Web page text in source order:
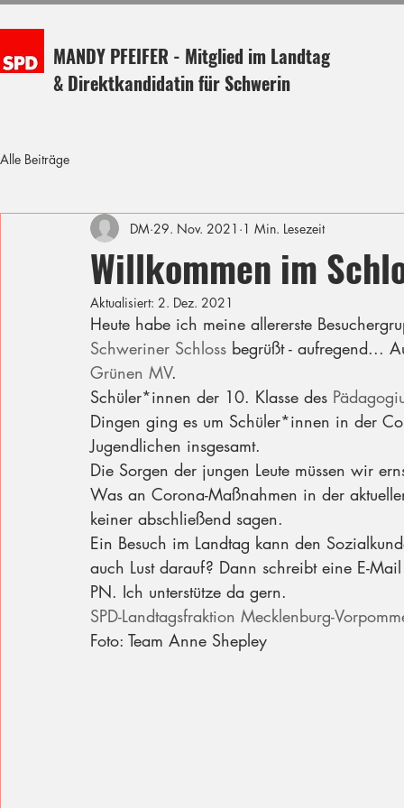
MANDY PFEIFER - Mitglied im Landtag
& Direktkandidatin für Schwerin
Alle Beiträge
Willkommen im
DM 29. Nov. 2021 1 Min. Lesezeit
Aktualisiert: 2. Dez. 2021
Heute habe ich meine allererste
Schweriner Schloss begrüßt - aufregend...
Grünen MV.
Schüler*innen der 10. Klasse des
Dingen ging es um Schüler*innen in der
Jugendlichen insgesamt.
Die Sorgen der jungen Leute müssen wir
Was an Corona-Maßnahmen in der
keiner abschließend sagen.
Ein Besuch im Landtag kann den
auch Lust darauf? Dann schreibt eine E-
PN. Ich unterstütze da gern.
SPD-Landtagsfraktion Mecklenburg-
Foto: Team Anne Shepley